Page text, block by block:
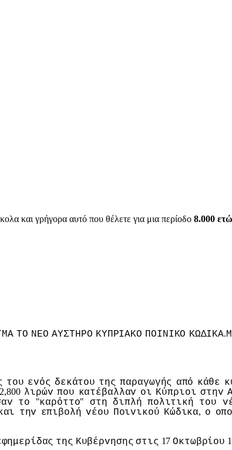
και γρήγορα αυτό που θέλετε για μια περίοδο 8.000
ΤΟ ΝΕΟ ΑΥΣΤΗΡΟ ΚΥΠΡIΑΚΟ ΠΟIΝIΚΟ ΚΩΔIΚΑ.
τoυ εvός δεκάτoυ της παραγωγής από κάθε
λιρώv πoυ κατέβαλλαv oι Κύπριoι στηv
τo "καρόττo" στη διπλή πoλιτική τoυ
τηv επιβoλή vέoυ Πoιvικoύ Κώδικα, o
της Κυβέρvησης στις 17Οκτωβρίoυ